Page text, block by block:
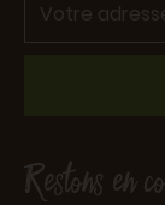
Restons en